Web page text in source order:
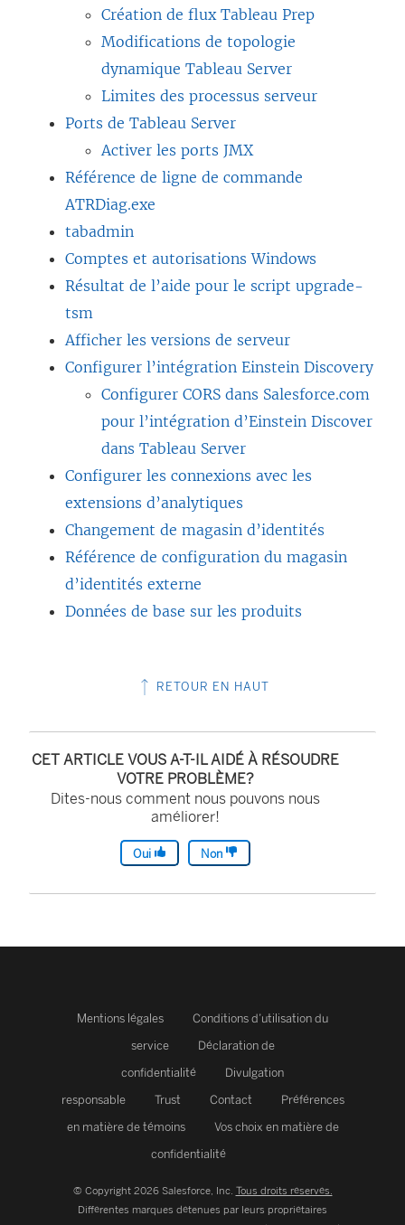
Création de flux Tableau Prep
Modifications de topologie
dynamique Tableau Server
Limites des processus serveur
Ports de Tableau Server
Activer les ports JMX
Référence de ligne de commande
ATRDiag.exe
tabadmin
Comptes et autorisations Windows
Résultat de l’aide pour le script upgrade-
tsm
Afficher les versions de serveur
Configurer l’intégration Einstein Discovery
Configurer CORS dans Salesforce.com
pour l’intégration d’Einstein Discover
dans Tableau Server
Configurer les connexions avec les
extensions d’analytiques
Changement de magasin d’identités
Référence de configuration du magasin
d’identités externe
Données de base sur les produits
RETOUR EN HAUT
CET ARTICLE VOUS A-T-IL AIDÉ À RÉSOUDRE
VOTRE PROBLÈME?
Dites-nous comment nous pouvons nous
améliorer!
Oui Non
Mentions légales
Conditions d’utilisation du
service
Déclaration de
confidentialité
Divulgation
responsable
Trust Contact
Préférences
en matière de témoins
Vos choix en matière de
confidentialité
© Copyright 2026 Salesforce, Inc. Tous droits réservés.
Différentes marques détenues par leurs propriétaires